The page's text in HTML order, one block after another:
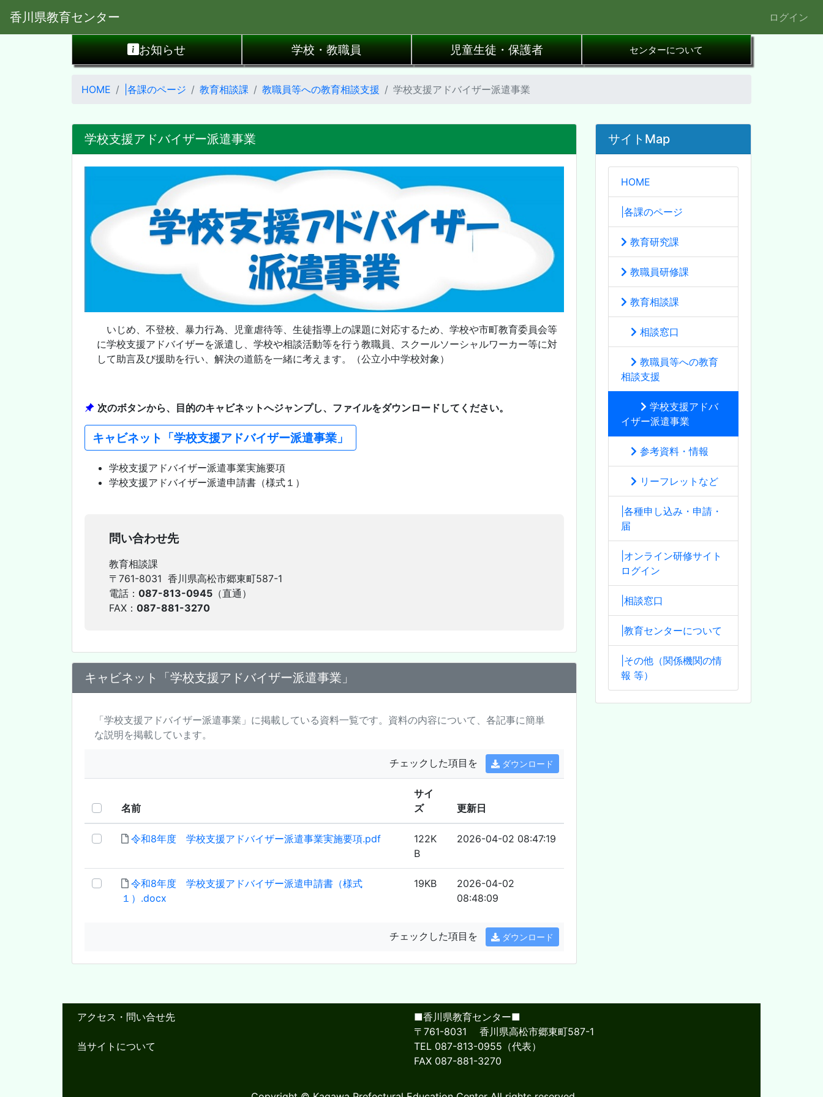
香川県教育センター ログイン
お知らせ 学校・教職員 児童生徒・保護者 センターについて
HOME |各課のページ 教育相談課 教職員等への教育相談支援 学校支援アドバイザー派遣事業
学校支援アドバイザー派遣事業
いじめ、不登校、暴力行為、児童虐待等、生徒指導上の課題に対応するため、学校や市町教育委員会等
に学校支援アドバイザーを派遣し、学校や相談活動等を行う教職員、スクールソーシャルワーカー等に対
して助言及び援助を行い、解決の道筋を一緒に考えます。（公立小中学校対象）
次のボタンから、目的のキャビネットへジャンプし、ファイルをダウンロードしてください。
キャビネット「学校支援アドバイザー派遣事業」
学校支援アドバイザー派遣事業実施要項
学校支援アドバイザー派遣申請書（様式１）
問い合わせ先
教育相談課
〒761-8031 香川県高松市郷東町587-1
電話： 087-813-0945 （直通）
FAX： 087-881-3270
キャビネット「学校支援アドバイザー派遣事業」
「学校支援アドバイザー派遣事業」に掲載している資料一覧です。資料の内容について、各記事に簡単
な説明を掲載しています。
チェックした項目を ダウンロード
名前
サイ
ズ
更新日
令和8年度 学校支援アドバイザー派遣事業実施要項.pdf
122K
B
2026-04-02 08:47:19
令和8年度 学校支援アドバイザー派遣申請書（様式
１）.docx
19KB
2026-04-02
08:48:09
チェックした項目を ダウンロード
サイトMap
HOME
|各課のページ
教育研究課
教職員研修課
教育相談課
相談窓口
教職員等への教育
相談支援
学校支援アドバ
イザー派遣事業
参考資料・情報
リーフレットなど
|各種申し込み・申請・
届
|オンライン研修サイト
ログイン
|相談窓口
|教育センターについて
|その他（関係機関の情
報 等）
アクセス・問い合せ先
当サイトについて
■香川県教育センター■
〒761-8031 香川県高松市郷東町587-1
TEL 087-813-0955（代表）
FAX 087-881-3270